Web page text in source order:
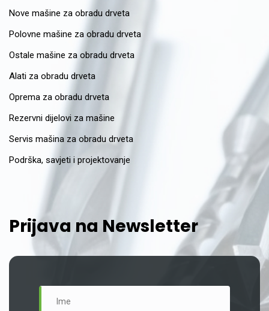
Nove mašine za obradu drveta
Polovne mašine za obradu drveta
Ostale mašine za obradu drveta
Alati za obradu drveta
Oprema za obradu drveta
Rezervni dijelovi za mašine
Servis mašina za obradu drveta
Podrška, savjeti i projektovanje
Prijava na Newsletter